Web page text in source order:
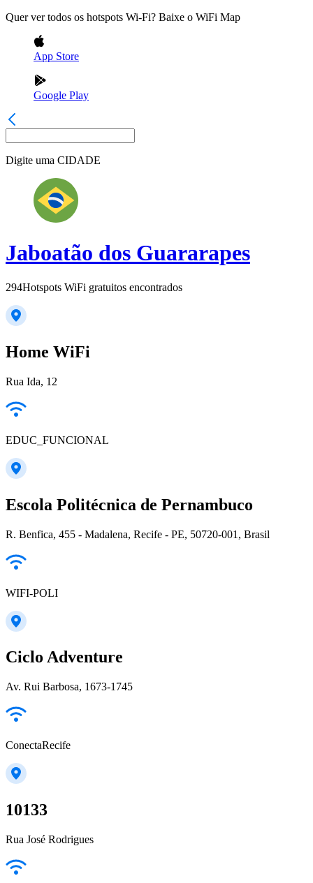
Quer ver todos os hotspots Wi-Fi? Baixe o WiFi Map
App Store
Google Play
Digite uma CIDADE
Jaboatão dos Guararapes
294Hotspots WiFi gratuitos encontrados
Home WiFi
Rua Ida, 12
EDUC_FUNCIONAL
Escola Politécnica de Pernambuco
R. Benfica, 455 - Madalena, Recife - PE, 50720-001, Brasil
WIFI-POLI
Ciclo Adventure
Av. Rui Barbosa, 1673-1745
ConectaRecife
10133
Rua José Rodrigues